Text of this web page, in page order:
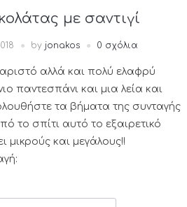
με σαντιγί
by jonakos 0 σχόλια
αλλά και πολύ ελαφρύ
παντεσπάνι και μια λεία και
τα βήματα της συνταγής
το σπίτι αυτό το εξαιρετικό
μικρούς και μεγάλους!!